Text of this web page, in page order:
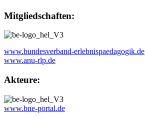
Mitgliedschaften:
www.bundesverband-erlebnispaedagogik.de
www.anu-rlp.de
Akteure:
www.bne-portal.de